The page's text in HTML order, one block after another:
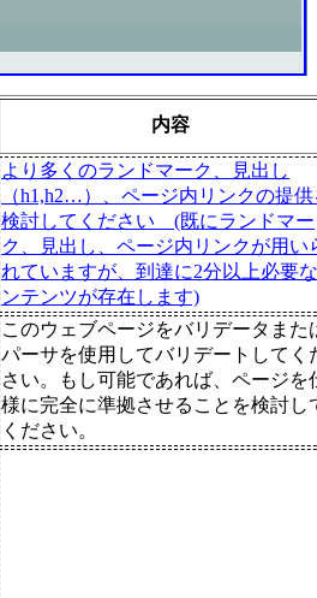
内容
より多くのランドマーク、見出し
（h1,h2…）、ページ内リンクの提
検討してください (既にランドマー
ク、見出し、ページ内リンクが用い
れていますが、到達に2分以上必要
ンテンツが存在します)
このウェブページをバリデータまた
パーサを使用してバリデートしてく
さい。もし可能であれば、ページを
様に完全に準拠させることを検討し
ください。